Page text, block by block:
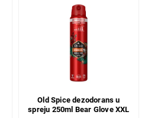
Old Spice dezodorans u
spreju 250ml Bear Glove XXL